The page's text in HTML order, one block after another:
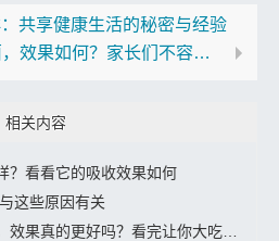
共享健康生活的秘密与经验
儿童同时补钙与益生菌，效果如何？家长们不容错过的知识
相关内容
？看看它的吸收效果如何
这些原因有关
果真的更好吗？看完让你大吃一惊